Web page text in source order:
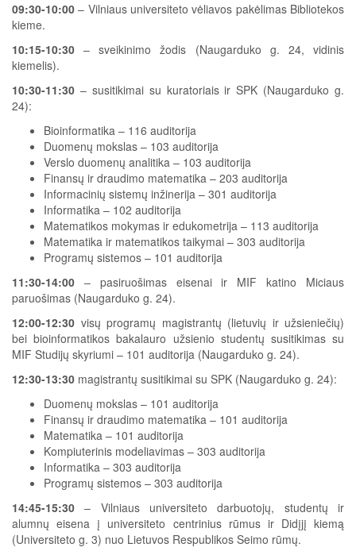
09:30-10:00 – Vilniaus universiteto vėliavos pakėlimas Bibliotekos
kieme.
10:15-10:30 – sveikinimo žodis (Naugarduko g. 24, vidinis
kiemelis).
10:30-11:30 – susitikimai su kuratoriais ir SPK (Naugarduko g.
24):
Bioinformatika – 116 auditorija
Duomenų mokslas – 103 auditorija
Verslo duomenų analitika – 103 auditorija
Finansų ir draudimo matematika – 203 auditorija
Informacinių sistemų inžinerija – 301 auditorija
Informatika – 102 auditorija
Matematikos mokymas ir edukometrija – 113 auditorija
Matematika ir matematikos taikymai – 303 auditorija
Programų sistemos – 101 auditorija
11:30-14:00 – pasiruošimas eisenai ir MIF katino Miciaus
paruošimas (Naugarduko g. 24).
12:00-12:30 visų programų magistrantų (lietuvių ir užsieniečių)
bei bioinformatikos bakalauro užsienio studentų susitikimas su
MIF Studijų skyriumi – 101 auditorija (Naugarduko g. 24).
12:30-13:30 magistrantų susitikimai su SPK (Naugarduko g. 24):
Duomenų mokslas – 101 auditorija
Finansų ir draudimo matematika – 101 auditorija
Matematika – 101 auditorija
Kompiuterinis modeliavimas – 303 auditorija
Informatika – 303 auditorija
Programų sistemos – 303 auditorija
14:45-15:30 – Vilniaus universiteto darbuotojų, studentų ir
alumnų eisena į universiteto centrinius rūmus ir Didįjį kiemą
(Universiteto g. 3) nuo Lietuvos Respublikos Seimo rūmų.